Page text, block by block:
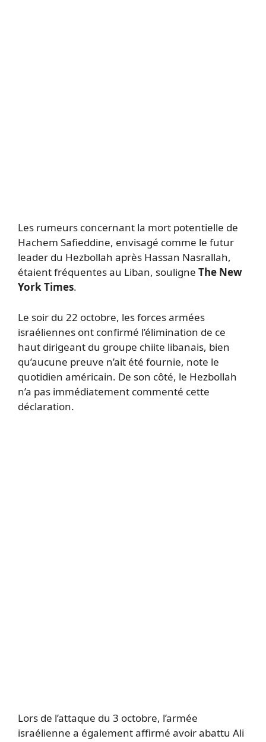
Les rumeurs concernant la mort potentielle de
Hachem Safieddine, envisagé comme le futur
leader du Hezbollah après Hassan Nasrallah,
étaient fréquentes au Liban, souligne The New
York Times.
Le soir du 22 octobre, les forces armées
israéliennes ont confirmé l’élimination de ce
haut dirigeant du groupe chiite libanais, bien
qu’aucune preuve n’ait été fournie, note le
quotidien américain. De son côté, le Hezbollah
n’a pas immédiatement commenté cette
déclaration.
Lors de l’attaque du 3 octobre, l’armée
israélienne a également affirmé avoir abattu Ali